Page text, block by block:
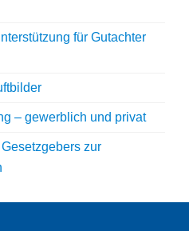
für Gutachter
– gewerblich und privat
zur